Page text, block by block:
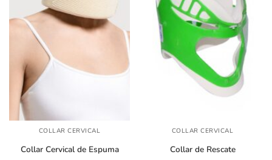
COLLAR CERVICAL
Collar Cervical de Espuma
COLLAR CERVICAL
Collar de Rescate